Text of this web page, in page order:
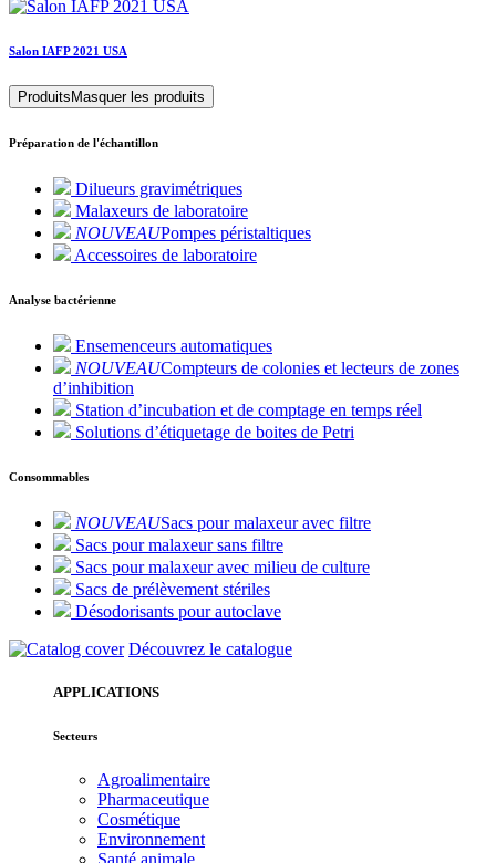
Salon IAFP 2021 USA
Produits Masquer les produits
Préparation de l'échantillon
Dilueurs gravimétriques
Malaxeurs de laboratoire
NOUVEAUPompes péristaltiques
Accessoires de laboratoire
Analyse bactérienne
Ensemenceurs automatiques
NOUVEAUCompteurs de colonies et lecteurs de zones
d’inhibition
Station d’incubation et de comptage en temps réel
Solutions d’étiquetage de boites de Petri
Consommables
NOUVEAUSacs pour malaxeur avec filtre
Sacs pour malaxeur sans filtre
Sacs pour malaxeur avec milieu de culture
Sacs de prélèvement stériles
Désodorisants pour autoclave
Découvrez le catalogue
APPLICATIONS
Secteurs
Agroalimentaire
Pharmaceutique
Cosmétique
Environnement